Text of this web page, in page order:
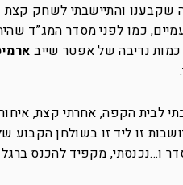
שקבענו והתיישבתי לשחק קצת
כמו לפני מסדר המג”ד
כמות נדיבה של אפטר שייב
לבית הקפה, אחרתי קצת,
זו ליד זו בשולחן הקבוע
ו…נכנסתי, מקפיד להכנס ברגל